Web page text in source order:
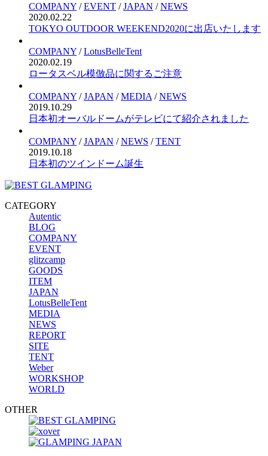
COMPANY /EVENT /JAPAN /NEWS
2020.02.22
TOKYO OUTDOOR WEEKEND2020に出店いたします
COMPANY /LotusBelleTent
2020.02.19
ロータスベル模倣品に関するご注意
COMPANY /JAPAN /MEDIA /NEWS
2019.10.29
日本初オーバルドームがテレビにて紹介されました
COMPANY /JAPAN /NEWS /TENT
2019.10.18
日本初のツインドーム誕生
CATEGORY
Autentic
BLOG
COMPANY
EVENT
glitzcamp
GOODS
ITEM
JAPAN
LotusBelleTent
MEDIA
NEWS
REPORT
SITE
TENT
Weber
WORKSHOP
WORLD
OTHER